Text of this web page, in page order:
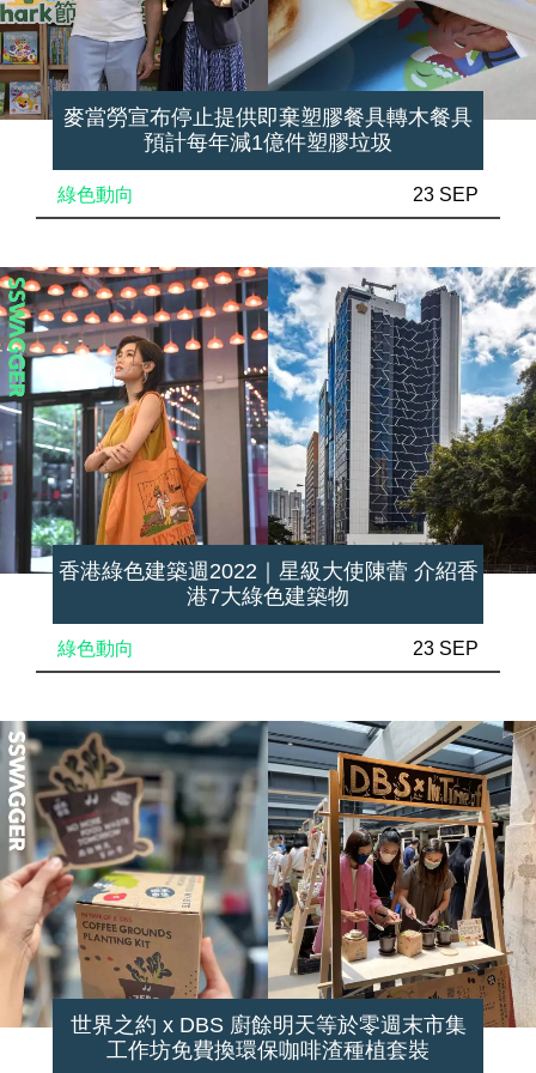
麥當勞宣布停止提供即棄塑膠餐具轉木餐具
預計每年減1億件塑膠垃圾
綠色動向 23 SEP
香港綠色建築週2022｜星級大使陳蕾 介紹香
港7大綠色建築物
綠色動向 23 SEP
世界之約 x DBS 廚餘明天等於零週末市集
工作坊免費換環保咖啡渣種植套裝